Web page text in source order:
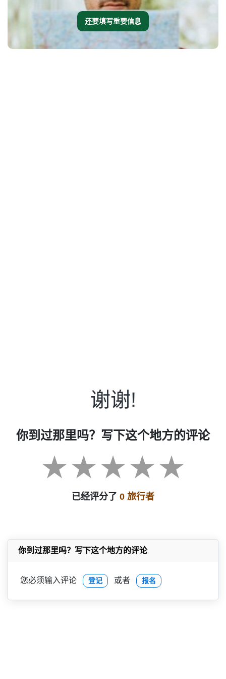
还要填写重要信息
谢谢!
你到过那里吗？写下这个地方的评论
已经评分了 0 旅行者
你到过那里吗？写下这个地方的评论
您必须输入评论 登记 或者 报名